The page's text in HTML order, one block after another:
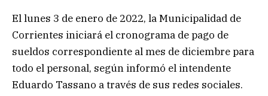
El lunes 3 de enero de 2022, la Municipalidad de
Corrientes iniciará el cronograma de pago de
sueldos correspondiente al mes de diciembre para
todo el personal, según informó el intendente
Eduardo Tassano a través de sus redes sociales.